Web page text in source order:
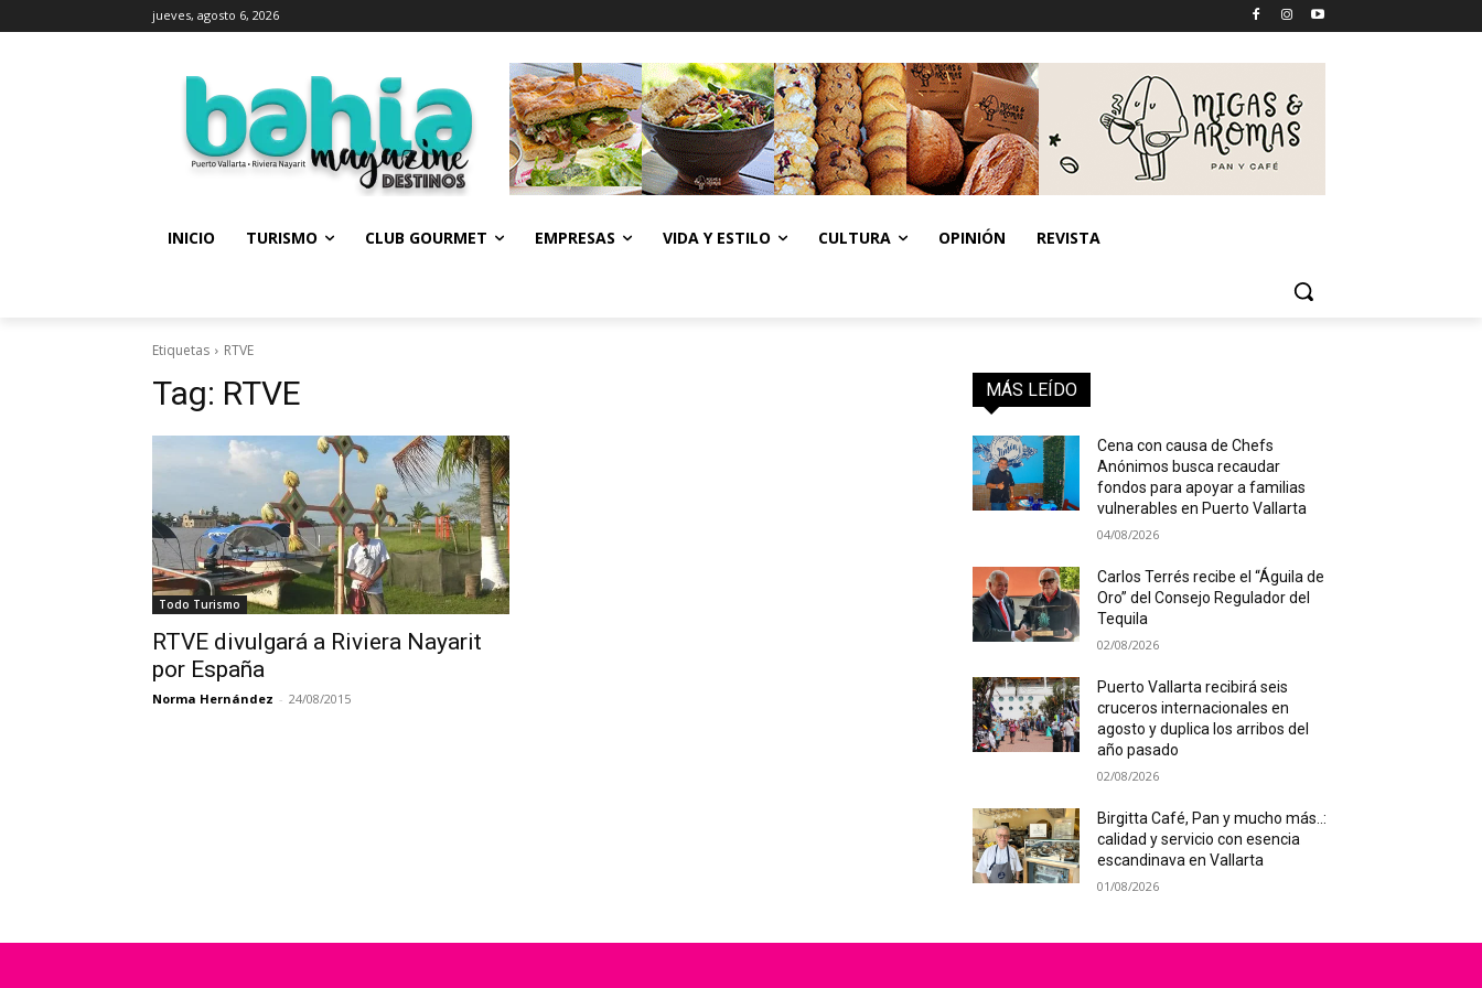
jueves, agosto 6, 2026
INICIO TURISMO CLUB GOURMET EMPRESAS VIDA Y ESTILO CULTURA OPINIÓN REVISTA
Etiquetas RTVE
Tag: RTVE
Todo Turismo
RTVE divulgará a Riviera Nayarit
por España
Norma Hernández - 24/08/2015
MÁS LEÍDO
Cena con causa de Chefs
Anónimos busca recaudar
fondos para apoyar a familias
vulnerables en Puerto Vallarta
04/08/2026
Carlos Terrés recibe el “Águila de
Oro” del Consejo Regulador del
Tequila
02/08/2026
Puerto Vallarta recibirá seis
cruceros internacionales en
agosto y duplica los arribos del
año pasado
02/08/2026
Birgitta Café, Pan y mucho más..:
calidad y servicio con esencia
escandinava en Vallarta
01/08/2026